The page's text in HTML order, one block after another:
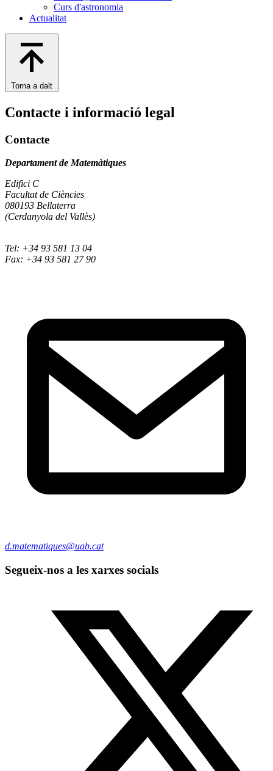
Curs d'astronomia
Actualitat
Torna a dalt
Contacte i informació legal
Contacte
Departament de Matemàtiques
Edifici C
Facultat de Ciències
080193 Bellaterra
(Cerdanyola del Vallès)
Tel: +34 93 581 13 04
Fax: +34 93 581 27 90
d.matematiques@uab.cat
Segueix-nos a les xarxes socials